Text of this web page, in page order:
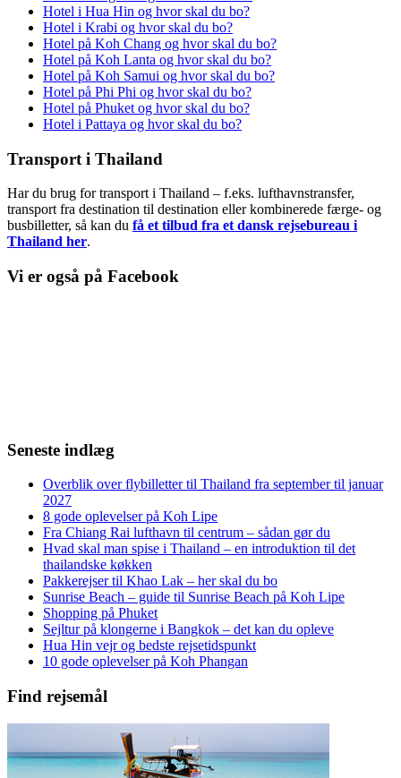
Hotel i Hua Hin og hvor skal du bo?
Hotel i Krabi og hvor skal du bo?
Hotel på Koh Chang og hvor skal du bo?
Hotel på Koh Lanta og hvor skal du bo?
Hotel på Koh Samui og hvor skal du bo?
Hotel på Phi Phi og hvor skal du bo?
Hotel på Phuket og hvor skal du bo?
Hotel i Pattaya og hvor skal du bo?
Transport i Thailand
Har du brug for transport i Thailand – f.eks. lufthavnstransfer,
transport fra destination til destination eller kombinerede færge- og
busbilletter, så kan du få et tilbud fra et dansk rejsebureau i
Thailand her.
Vi er også på Facebook
Seneste indlæg
Overblik over flybilletter til Thailand fra september til januar
2027
8 gode oplevelser på Koh Lipe
Fra Chiang Rai lufthavn til centrum – sådan gør du
Hvad skal man spise i Thailand – en introduktion til det
thailandske køkken
Pakkerejser til Khao Lak – her skal du bo
Sunrise Beach – guide til Sunrise Beach på Koh Lipe
Shopping på Phuket
Sejltur på klongerne i Bangkok – det kan du opleve
Hua Hin vejr og bedste rejsetidspunkt
10 gode oplevelser på Koh Phangan
Find rejsemål